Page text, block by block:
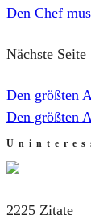
Den Chef
Nächste Seite
Den größten
Den größten
2225 Zitate